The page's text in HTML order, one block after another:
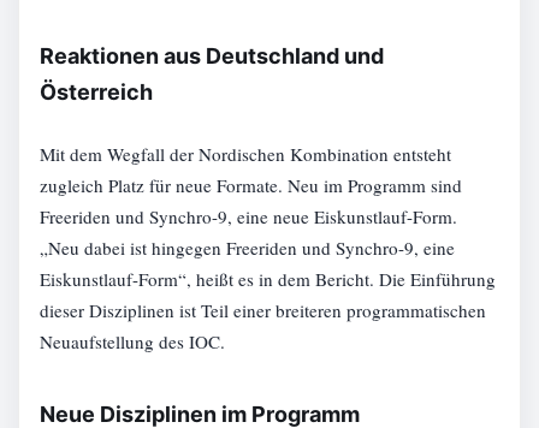
Reaktionen aus Deutschland und
Österreich
Mit dem Wegfall der Nordischen Kombination entsteht
zugleich Platz für neue Formate. Neu im Programm sind
Freeriden und Synchro-9, eine neue Eiskunstlauf-Form.
„Neu dabei ist hingegen Freeriden und Synchro-9, eine
Eiskunstlauf-Form“, heißt es in dem Bericht. Die Einführung
dieser Disziplinen ist Teil einer breiteren programmatischen
Neuaufstellung des IOC.
Neue Disziplinen im Programm